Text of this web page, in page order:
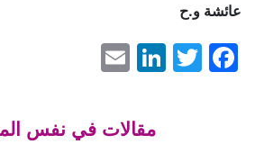
عائشة و.ح
Facebook
Twitter
LinkedIn
مقالات في نفس